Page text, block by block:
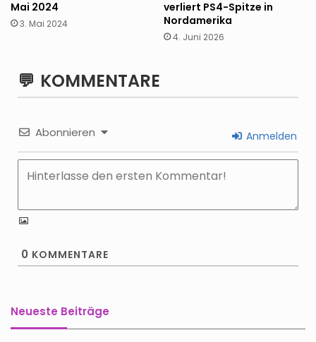
Mai 2024
3. Mai 2024
verliert PS4-Spitze in
Nordamerika
4. Juni 2026
KOMMENTARE
Abonnieren Anmelden
0 KOMMENTARE
Neueste Beiträge